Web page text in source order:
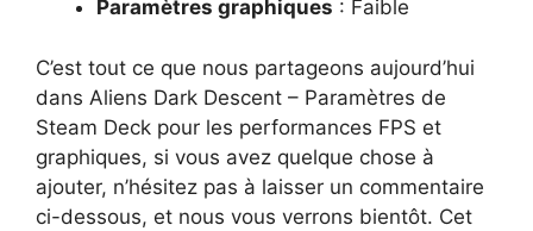
Paramètres graphiques : Faible
C’est tout ce que nous partageons aujourd’hui
dans Aliens Dark Descent – Paramètres de
Steam Deck pour les performances FPS et
graphiques, si vous avez quelque chose à
ajouter, n’hésitez pas à laisser un commentaire
ci-dessous, et nous vous verrons bientôt. Cet